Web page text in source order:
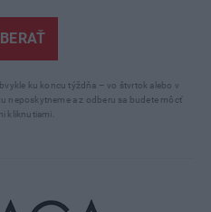
ku koncu týždňa – vo štvrtok alebo v
neposkytneme a z odberu sa budete môcť
kliknutiami.